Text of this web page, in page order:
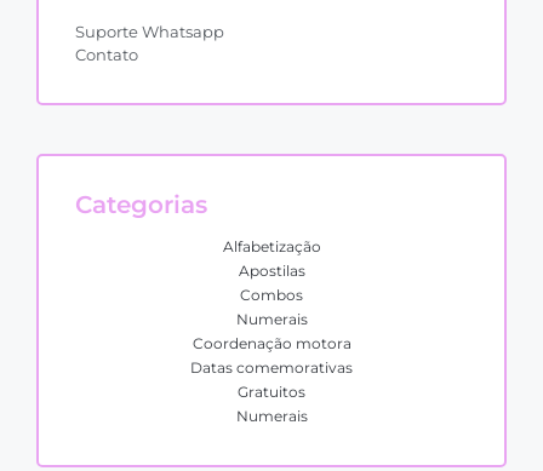
Suporte Whatsapp
Contato
Categorias
Alfabetização
Apostilas
Combos
Numerais
Coordenação motora
Datas comemorativas
Gratuitos
Numerais